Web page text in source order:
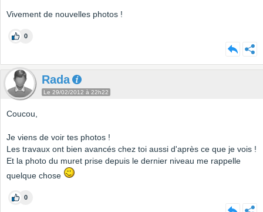
Vivement de nouvelles photos !
0
Rada
Le 29/02/2012 à 22h22
Coucou,
Je viens de voir tes photos !
Les travaux ont bien avancés chez toi aussi d'après ce que je vois !
Et la photo du muret prise depuis le dernier niveau me rappelle
quelque chose
0